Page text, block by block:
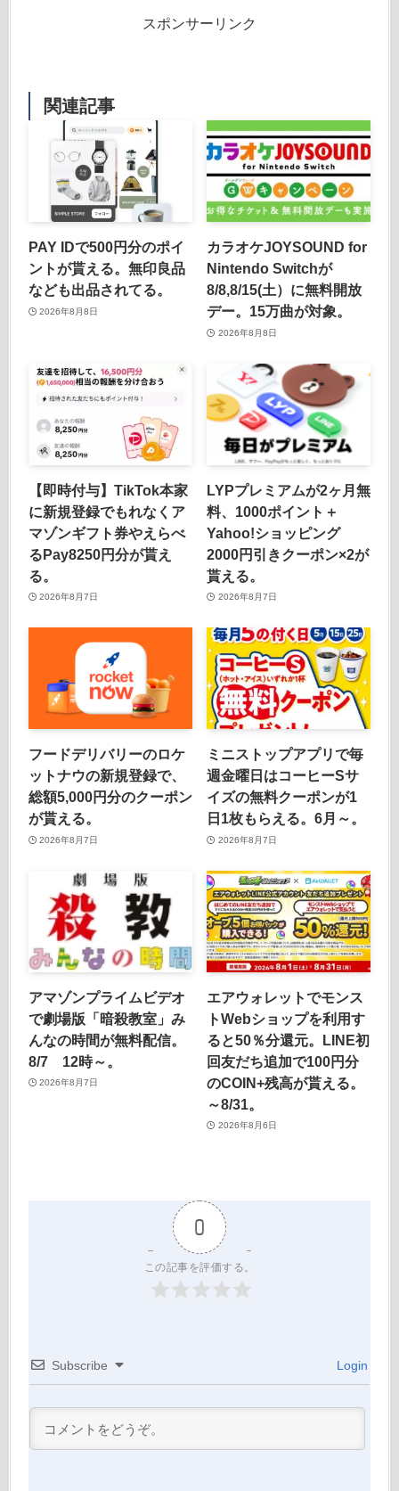
スポンサーリンク
関連記事
PAY IDで500円分のポイ
ントが貰える。無印良品
なども出品されてる。
2026年8月8日
カラオケJOYSOUND for
Nintendo Switchが
8/8,8/15(土）に無料開放
デー。15万曲が対象。
2026年8月8日
【即時付与】TikTok本家
に新規登録でもれなくア
マゾンギフト券やえらべ
るPay8250円分が貰え
る。
2026年8月7日
LYPプレミアムが2ヶ月無
料、1000ポイント＋
Yahoo!ショッピング
2000円引きクーポン×2が
貰える。
2026年8月7日
フードデリバリーのロケ
ットナウの新規登録で、
総額5,000円分のクーポン
が貰える。
2026年8月7日
ミニストップアプリで毎
週金曜日はコーヒーSサ
イズの無料クーポンが1
日1枚もらえる。6月～。
2026年8月7日
アマゾンプライムビデオ
で劇場版「暗殺教室」み
んなの時間が無料配信。
8/7 12時～。
2026年8月7日
エアウォレットでモンス
トWebショップを利用す
ると50％分還元。LINE初
回友だち追加で100円分
のCOIN+残高が貰える。
～8/31。
2026年8月6日
0
この記事を評価する。
Subscribe Login